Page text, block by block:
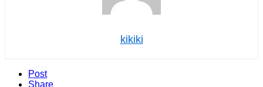
kikiki
Post
Share